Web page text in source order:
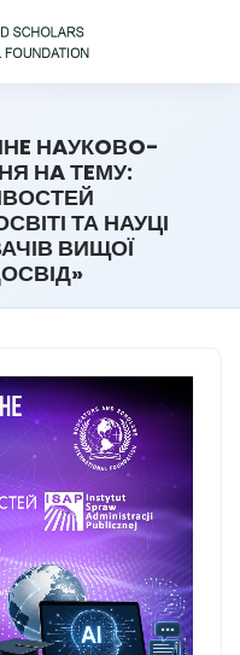
НAУКOВO-
НA ТEМУ:
ТА НАУЦІ
ВИЩОЇ